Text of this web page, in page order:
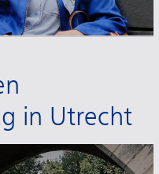
in Utrecht